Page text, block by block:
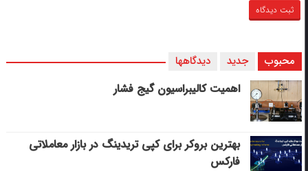
محبوب جدید دیدگاهها
اهمیت کالیبراسیون گیج فشار
بهترین بروکر برای کپی‌ تریدینگ در بازار معاملاتی
فارکس